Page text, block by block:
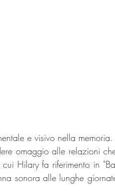
e visivo nella
omaggio alle relazioni
Hilary fa riferimento in
sonora alle lunghe